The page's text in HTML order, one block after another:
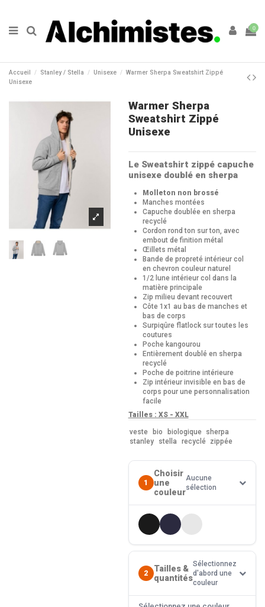
0
Accueil Stanley / Stella Unisexe
Warmer Sherpa Sweatshirt Zippé
Unisexe
Warmer Sherpa
Sweatshirt Zippé
Unisexe
Le Sweatshirt zippé capuche
unisexe doublé en sherpa
Molleton non brossé
Manches montées
Capuche doublée en sherpa
recyclé
Cordon rond ton sur ton, avec
embout de finition métal
Œillets métal
Bande de propreté intérieur col
en chevron couleur naturel
1/2 lune intérieur col dans la
matière principale
Zip milieu devant recouvert
Côte 1x1 au bas de manches et
bas de corps
Surpiqûre flatlock sur toutes les
coutures
Poche kangourou
Entièrement doublé en sherpa
recyclé
Poche de poitrine intérieure
Zip intérieur invisible en bas de
corps pour une personnalisation
facile
Tailles : XS - XXL
veste bio biologique
sherpa
stanley
stella recyclé zippée
1
Choisir
une
couleur
Aucune
sélection
2
Tailles &
quantités
Sélectionnez
d'abord une
couleur